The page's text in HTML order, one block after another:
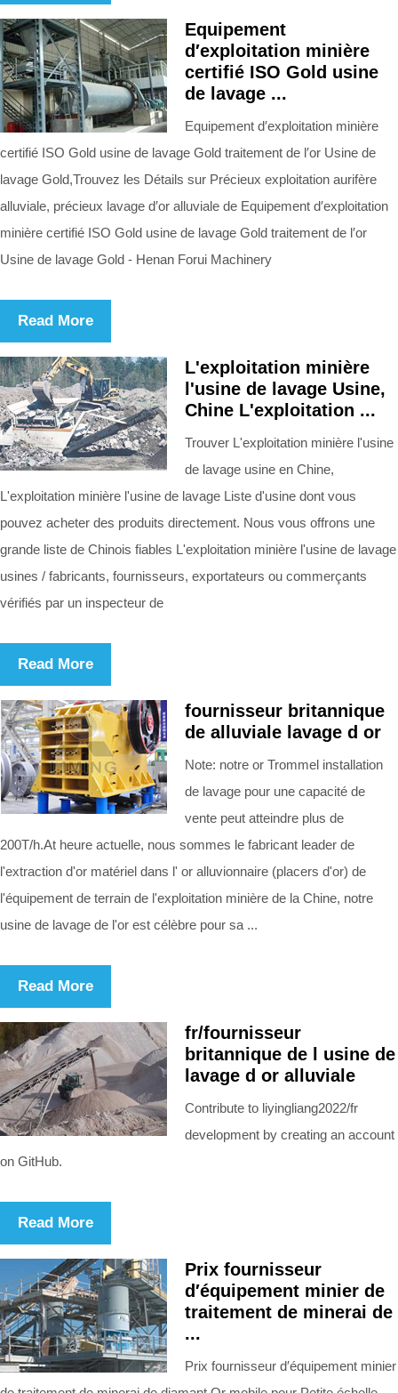
Equipement
d′exploitation minière
certifié ISO Gold usine
de lavage ...
Equipement d′exploitation minière
certifié ISO Gold usine de lavage Gold traitement de l′or Usine de
lavage Gold,Trouvez les Détails sur Précieux exploitation aurifère
alluviale, précieux lavage d′or alluviale de Equipement d′exploitation
minière certifié ISO Gold usine de lavage Gold traitement de l′or
Usine de lavage Gold - Henan Forui Machinery
Read More
L'exploitation minière
l'usine de lavage Usine,
Chine L'exploitation ...
Trouver L'exploitation minière l'usine
de lavage usine en Chine,
L'exploitation minière l'usine de lavage Liste d'usine dont vous
pouvez acheter des produits directement. Nous vous offrons une
grande liste de Chinois fiables L'exploitation minière l'usine de lavage
usines / fabricants, fournisseurs, exportateurs ou commerçants
vérifiés par un inspecteur de
Read More
fournisseur britannique
de alluviale lavage d or
Note: notre or Trommel installation
de lavage pour une capacité de
vente peut atteindre plus de
200T/h.At heure actuelle, nous sommes le fabricant leader de
l'extraction d'or matériel dans l' or alluvionnaire (placers d'or) de
l'équipement de terrain de l'exploitation minière de la Chine, notre
usine de lavage de l'or est célèbre pour sa ...
Read More
fr/fournisseur
britannique de l usine de
lavage d or alluviale
Contribute to liyingliang2022/fr
development by creating an account
on GitHub.
Read More
Prix fournisseur
d′équipement minier de
traitement de minerai de
...
Prix fournisseur d′équipement minier